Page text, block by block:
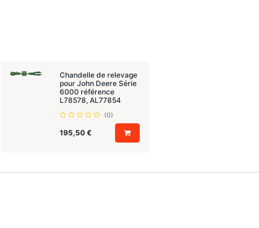
Chandelle de relevage
pour John Deere Série
6000 référence
L78578, AL77854
(0)
195,50€